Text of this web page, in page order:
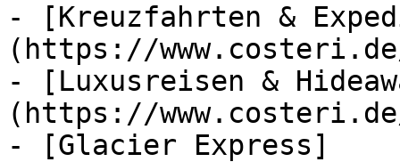
- [Kreuzfahrten &
(https://
- [Luxusreisen &
(https://
- [Glacier Express]